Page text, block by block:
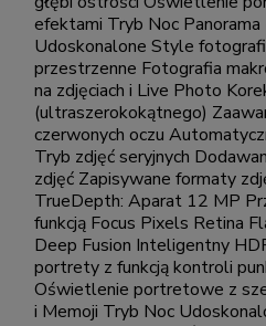
efektami Tryb Noc
Udoskonalone Style
przestrzenne Fotografia
na zdjęciach i Live Photo
(ultraszerokokątnego)
czerwonych oczu
Tryb zdjęć seryjnych
zdjęć Zapisywane formaty
TrueDepth: Aparat 12 MP
funkcją Focus Pixels Retina
Deep Fusion Inteligentny
portrety z funkcją kontroli
Oświetlenie portretowe z
i Memoji Tryb Noc